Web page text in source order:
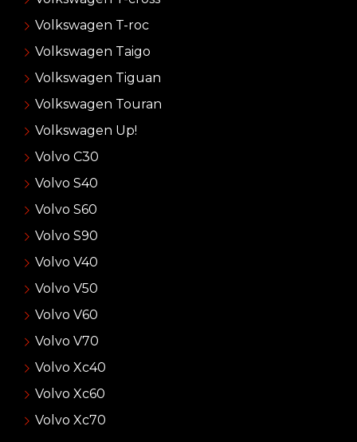
Volkswagen T-roc
Volkswagen Taigo
Volkswagen Tiguan
Volkswagen Touran
Volkswagen Up!
Volvo C30
Volvo S40
Volvo S60
Volvo S90
Volvo V40
Volvo V50
Volvo V60
Volvo V70
Volvo Xc40
Volvo Xc60
Volvo Xc70